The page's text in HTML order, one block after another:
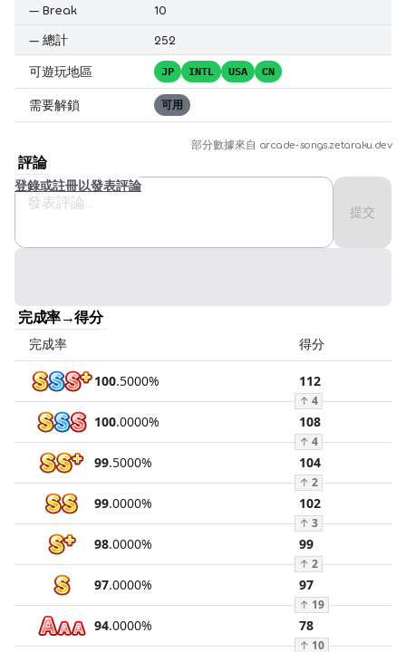
— Break
10
— 總計 252
可遊玩地區 JP INTL USA CN
需要解鎖 可用
部分數據來自 arcade-songs.zetaraku.dev
評論
提交
登錄或註冊以發表評論
完成率→得分
完成率 得分
100.5000% 112
↑ 4
100.0000% 108
↑ 4
99.5000% 104
↑ 2
99.0000% 102
↑ 3
98.0000% 99
↑ 2
97.0000% 97
↑ 19
94.0000% 78
↑ 10